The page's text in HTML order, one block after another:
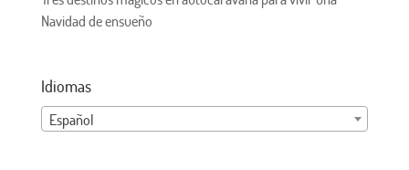
Navidad de ensueño
Idiomas
Español